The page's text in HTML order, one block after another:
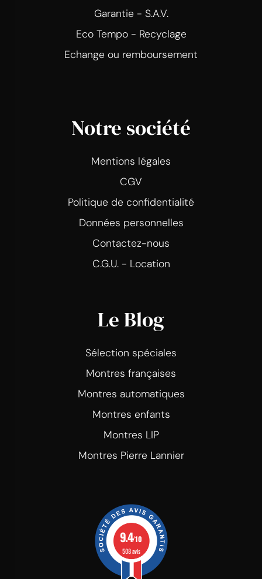
Garantie - S.A.V.
Eco Tempo - Recyclage
Echange ou remboursement
Notre société
Mentions légales
CGV
Politique de confidentialité
Données personnelles
Contactez-nous
C.G.U. - Location
Le Blog
Sélection spéciales
Montres françaises
Montres automatiques
Montres enfants
Montres LIP
Montres Pierre Lannier
9.4/10
508 avis